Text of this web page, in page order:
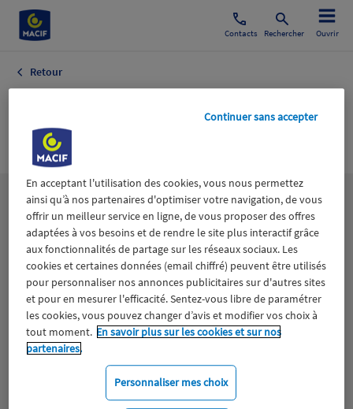
Contacts Rechercher Ouvrir
Retour
MAGAZINE
Lesthématiques
Aidants Catastrophes naturelles Climat
Engagement Epargne ESS
Expérience clients Fondation Macif Jeunesse
Mutualisme
En acceptant l'utilisation des cookies, vous nous permettez
ainsi qu’à nos partenaires d'optimiser votre navigation, de vous
offrir un meilleur service en ligne, de vous proposer des offres
adaptées à vos besoins et de rendre le site plus interactif grâce
aux fonctionnalités de partage sur les réseaux sociaux. Les
cookies et certaines données (email chiffré) peuvent être utilisés
pour personnaliser nos annonces publicitaires sur d'autres sites
et pour en mesurer l'efficacité. Sentez-vous libre de paramétrer
les cookies, vous pouvez changer d’avis et modifier vos choix à
tout moment. En savoir plus sur les cookies et sur nos
partenaires.
Personnaliser mes choix
Continuer sans accepter